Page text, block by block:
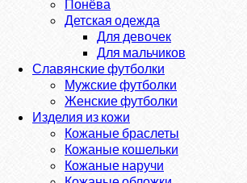
Понёва
Детская одежда
Для девочек
Для мальчиков
Славянские футболки
Мужские футболки
Женские футболки
Изделия из кожи
Кожаные браслеты
Кожаные кошельки
Кожаные наручи